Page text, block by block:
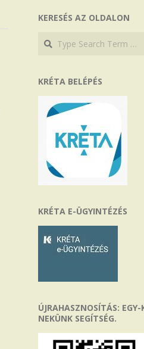
KERESÉS AZ OLDALON
Search
Search
KRÉTA BELÉPÉS
KRÉTA E-ÜGYINTÉZÉS
ÚJRAHASZNOSÍTÁS:
NEKÜNK SEGÍTSÉG.